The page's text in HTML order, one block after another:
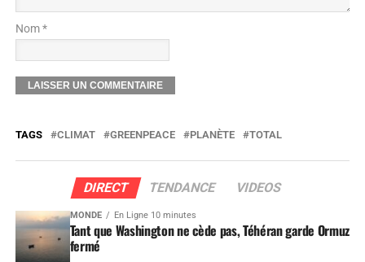
Nom *
TAGS CLIMAT GREENPEACE PLANÈTE TOTAL
DIRECT TENDANCE VIDEOS
MONDE En Ligne 10 minutes
Tant que Washington ne cède pas, Téhéran garde Ormuz
fermé